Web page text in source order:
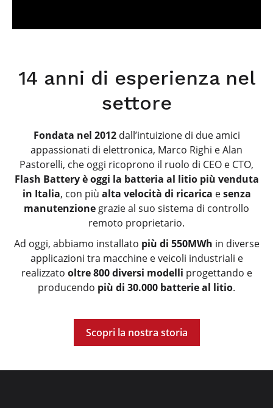
14 anni di esperienza nel
settore
Fondata nel 2012dall’intuizione di due amici
appassionati di elettronica, Marco Righi e Alan
Pastorelli, che oggi ricoprono il ruolo di CEO e CTO,
Flash Battery è oggi la batteria al litio più venduta
in Italia, con più alta velocità di ricarica esenza
manutenzione grazie al suo sistema di controllo
remoto proprietario.
Ad oggi, abbiamo installato più di 550MWh in diverse
applicazioni tra macchine e veicoli industriali e
realizzato oltre 800 diversi modelli progettando e
producendo più di 30.000 batterie al litio.
Scopri la nostra storia